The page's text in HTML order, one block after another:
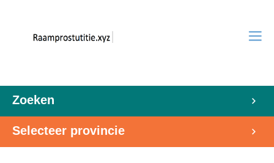
Zoeken
Selecteer provincie